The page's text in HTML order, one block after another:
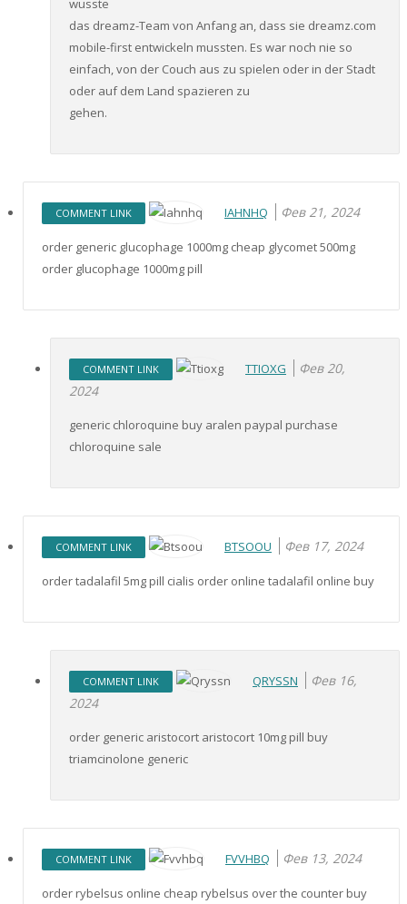
wusste
das dreamz-Team von Anfang an, dass sie dreamz.com
mobile-first entwickeln mussten. Es war noch nie so
einfach, von der Couch aus zu spielen oder in der Stadt
oder auf dem Land spazieren zu
gehen.
COMMENT LINK IAHNHQ Фев 21, 2024
order generic glucophage 1000mg cheap glycomet 500mg
order glucophage 1000mg pill
COMMENT LINK TTIOXG
Фев 20,
2024
generic chloroquine buy aralen paypal purchase
chloroquine sale
COMMENT LINK BTSOOU Фев 17, 2024
order tadalafil 5mg pill cialis order online tadalafil online buy
COMMENT LINK QRYSSN
Фев 16,
2024
order generic aristocort aristocort 10mg pill buy
triamcinolone generic
COMMENT LINK FVVHBQ Фев 13, 2024
order rybelsus online cheap rybelsus over the counter buy